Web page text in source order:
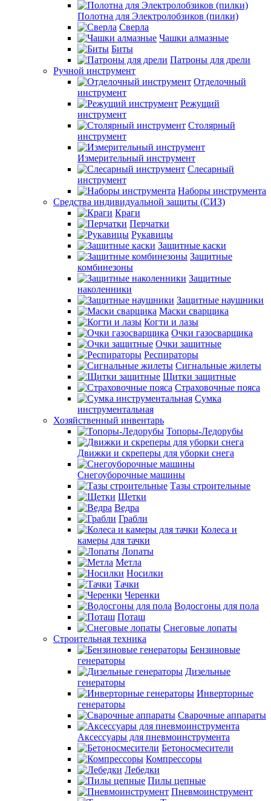
Полотна для Электролобзиков (пилки)
Сверла
Чашки алмазные
Биты
Патроны для дрели
Ручной инструмент
Отделочный
инструмент
Режущий
инструмент
Столярный
инструмент
Измерительный инструмент
Слесарный
инструмент
Наборы инструмента
Средства индивидуальной защиты (СИЗ)
Краги
Перчатки
Рукавицы
Защитные каски
Защитные
комбинезоны
Защитные
наколенники
Защитные наушники
Маски сварщика
Когти и лазы
Очки газосварщика
Очки защитные
Респираторы
Сигнальные жилеты
Щитки защитные
Страховочные пояса
Сумка
инструментальная
Хозяйственный инвентарь
Топоры-Ледорубы
Движки и скреперы для уборки снега
Снегоуборочные машины
Тазы строительные
Щетки
Ведра
Грабли
Колеса и
камеры для тачки
Лопаты
Метла
Носилки
Тачки
Черенки
Водосгоны для пола
Поташ
Снеговые лопаты
Строительная техника
Бензиновые
генераторы
Дизельные
генераторы
Инверторные
генераторы
Сварочные аппараты
Аксессуары для пневмоинструмента
Бетоносмесители
Компрессоры
Лебедки
Пилы цепные
Пневмоинструмент